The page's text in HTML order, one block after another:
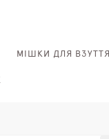
МІШКИ ДЛЯ ВЗУТТЯ